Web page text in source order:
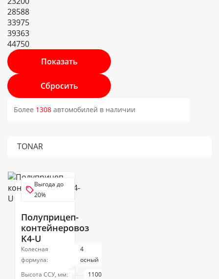
28588
33975
39363
44750
Более 1308 автомобилей в наличии
TONAR
Выгода до
20%
Полуприцеп-
контейнеровоз
K4-U
Колесная
формула:
4
осный
Высота ССУ, мм:
1100